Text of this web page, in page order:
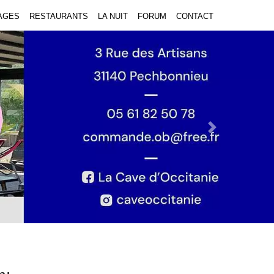
RESTAURANTS LA NUIT FORUM CONTACT
Next Slide